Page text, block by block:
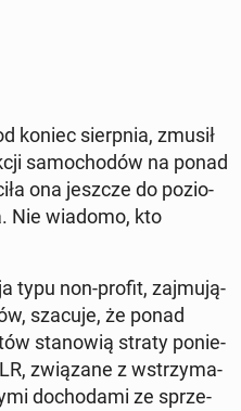
koniec sierp­nia, zmusił
sa­mo­cho­dów na ponad
ona jeszcze do po­zio­
Nie wiadomo, kto
typu non-profit, zaj­mu­ją­
szacuje, że ponad
sta­no­wią straty po­nie­
zwią­za­ne z wstrzy­ma­
do­cho­da­mi ze sprze­